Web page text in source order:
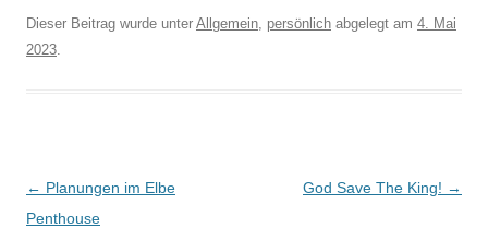
Dieser Beitrag wurde unter Allgemein, persönlich abgelegt am 4. Mai
2023.
Beitrags-
Navigation
← Planungen im Elbe
Penthouse
God Save The King! →